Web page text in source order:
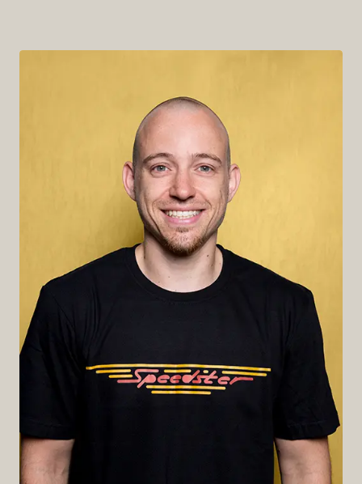
Robert Podwitz
My favourite shot:
Mokarico Columbia; 65/35 (Borgo San
Lorenzo/Toscana)
Zu welcher Gelegenheit?
Immer, wenn ein Siebträger samt Mühle in der
Nähe ist.
...dann wäre er „Musica“ von Culcha Candela.